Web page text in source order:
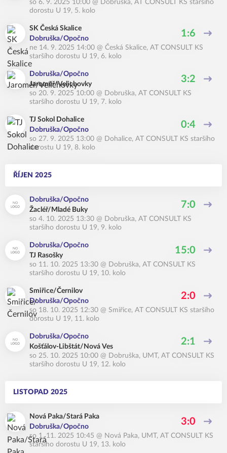
so 6. 9. 2025 10:00 @ Dobruška, AT CONSULT KS staršího
dorostu U 19, 5. kolo
SK Česká Skalice
Dobruška/Opočno
1:6
ne 14. 9. 2025 14:00 @ Česká Skalice, AT CONSULT KS
staršího dorostu U 19, 6. kolo
Dobruška/Opočno
Jaroměř/Velichovky
3:2
so 20. 9. 2025 10:00 @ Dobruška, AT CONSULT KS
staršího dorostu U 19, 7. kolo
TJ Sokol Dohalice
Dobruška/Opočno
0:4
so 27. 9. 2025 13:00 @ Dohalice, AT CONSULT KS staršího
dorostu U 19, 8. kolo
ŘÍJEN 2025
Dobruška/Opočno
Žacléř/Mladé Buky
7:0
so 4. 10. 2025 13:30 @ Dobruška, AT CONSULT KS
staršího dorostu U 19, 9. kolo
Dobruška/Opočno
TJ Rasošky
15:0
so 11. 10. 2025 13:30 @ Dobruška, AT CONSULT KS
staršího dorostu U 19, 10. kolo
Smiřice/Černilov
Dobruška/Opočno
2:0
so 18. 10. 2025 12:30 @ Smiřice, AT CONSULT KS staršího
dorostu U 19, 11. kolo
Dobruška/Opočno
Košťálov-Libštát/Nová Ves
2:1
so 25. 10. 2025 10:00 @ Dobruška, UMT , AT CONSULT KS
staršího dorostu U 19, 12. kolo
LISTOPAD 2025
Nová Paka/Stará Paka
Dobruška/Opočno
3:0
so 1. 11. 2025 10:45 @ Nová Paka, UMT , AT CONSULT KS
staršího dorostu U 19, 13. kolo